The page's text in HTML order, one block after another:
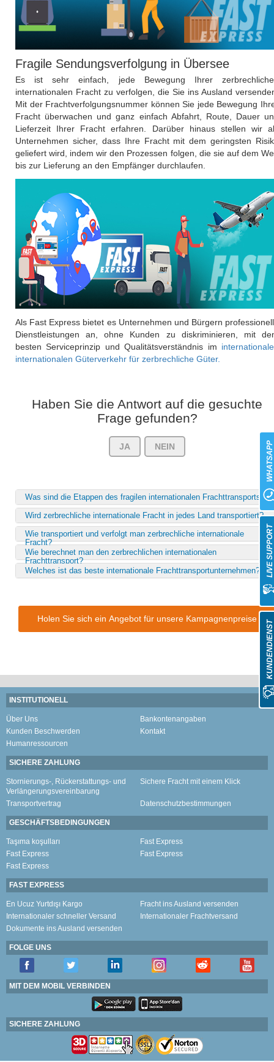
Fragile Sendungsverfolgung in Übersee
Es ist sehr einfach, jede Bewegung Ihrer
internationalen Fracht zu verfolgen, die Sie ins Ausland
Mit der Frachtverfolgungsnummer können Sie jede Bewegung
Fracht überwachen und ganz einfach Abfahrt, Route, Dauer
Lieferzeit Ihrer Fracht erfahren. Darüber hinaus stellen wir
Unternehmen sicher, dass Ihre Fracht mit dem geringsten
geliefert wird, indem wir den Prozessen folgen, die sie auf dem
bis zur Lieferung an den Empfänger durchlaufen.
Als Fast Express bietet es Unternehmen und Bürgern
Dienstleistungen an, ohne Kunden zu diskriminieren, mit
besten Serviceprinzip und Qualitätsverständnis im
internationalen Güterverkehr für zerbrechliche Güter.
Haben Sie die Antwort auf die gesuchte
Frage gefunden?
JA NEIN
Was sind die Etappen des fragilen internationalen Frachttransports?
Wird zerbrechliche internationale Fracht in jedes Land transportiert?
Wie transportiert und verfolgt man zerbrechliche internationale
Fracht?
Wie berechnet man den zerbrechlichen internationalen
Frachttransport?
Welches ist das beste internationale Frachttransportunternehmen?
Holen Sie sich ein Angebot für unsere Kampagnenpreise
INSTITUTIONELL
Über Uns
Bankontenangaben
Kunden Beschwerden
Kontakt
Humanressourcen
SICHERE ZAHLUNG
Stornierungs-, Rückerstattungs- und
Verlängerungsvereinbarung
Sichere Fracht mit einem Klick
Transportvertrag Datenschutzbestimmungen
GESCHÄFTSBEDINGUNGEN
Taşıma koşulları
Fast Express
Fast Express
Fast Express
Fast Express
FAST EXPRESS
En Ucuz Yurtdışı Kargo
Fracht ins Ausland versenden
Internationaler schneller Versand
Internationaler Frachtversand
Dokumente ins Ausland versenden
FOLGE UNS
MIT DEM MOBIL VERBINDEN
SICHERE ZAHLUNG
KUNDENDIENST
LIVE SUPPORT
WHATSAPP